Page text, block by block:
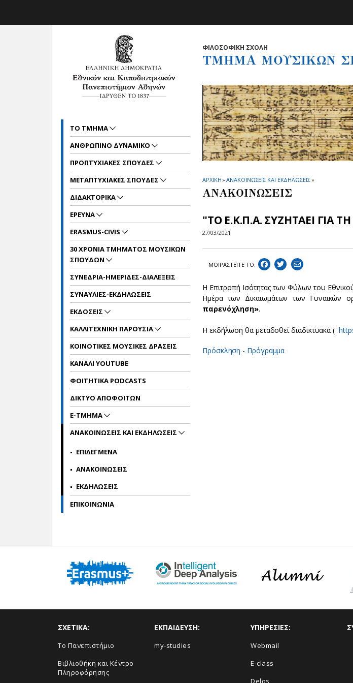
ΦΙΛΟΣΟΦΙΚΗ ΣΧΟΛΗ
ΤΜΗΜΑ ΜΟΥΣΙΚΩΝ
ΑΡΧΙΚΗ» ΑΝΑΚΟΙΝΩΣΕΙΣ ΚΑΙ ΕΚΔΗΛΩΣΕΙΣ»
ΑΝΑΚΟΙΝΩΣΕΙΣ
"ΤΟ Ε.Κ.Π.Α. ΣΥΖΗΤΑΕΙ ΓΙΑ
27/03/2021
ΜΟΙΡΑΣΤEIΤΕ ΤΟ:
Η Επιτροπή Ισότητας των Φύλων του
Ημέρα των Δικαιωμάτων των Γυναικών
παρενόχληση».
Η εκδήλωση θα μεταδοθεί διαδικτυακά (
Πρόσκληση - Πρόγραμμα
ΤΟ ΤΜΗΜΑ
ΑΝΘΡΩΠΙΝΟ ΔΥΝΑΜΙΚΟ
ΠΡΟΠΤΥΧΙΑΚΕΣ ΣΠΟΥΔΕΣ
METAΠΤΥΧΙΑΚΕΣ ΣΠΟΥΔΕΣ
ΔΙΔΑΚΤΟΡΙΚΑ
ΕΡΕΥΝΑ
ERASMUS-CIVIS
30 ΧΡΟΝΙΑ ΤΜΗΜΑΤΟΣ ΜΟΥΣΙΚΩΝ
ΣΠΟΥΔΩΝ
ΣΥΝΕΔΡΙΑ-ΗΜΕΡΙΔΕΣ-ΔΙΑΛΕΞΕΙΣ
ΣΥΝΑΥΛΙΕΣ-ΕΚΔΗΛΩΣΕΙΣ
ΕΚΔΟΣΕΙΣ
ΚΑΛΛΙΤΕΧΝΙΚΗ ΠΑΡΟΥΣΙΑ
ΚΟΙΝΟΤΙΚΕΣ ΜΟΥΣΙΚΕΣ ΔΡΑΣΕΙΣ
ΚΑΝΑΛΙ YOUTUBE
ΦΟΙΤΗΤΙΚΑ PODCASTS
ΔΙΚΤΥΟ ΑΠΟΦΟΙΤΩΝ
E-TMHMA
ΑΝΑΚΟΙΝΩΣΕΙΣ ΚΑΙ ΕΚΔΗΛΩΣΕΙΣ
ΕΠΙΛΕΓΜΕΝΑ
ΑΝΑΚΟΙΝΩΣΕΙΣ
ΕΚΔΗΛΩΣΕΙΣ
ΕΠΙΚΟΙNΩΝΙΑ
ΣΧΕΤΙΚΑ:
Το Πανεπιστήμιο
Βιβλιοθήκη και Κέντρο
Πληροφόρησης
ΕΚΠΑΙΔΕΥΣΗ:
my-studies
ΥΠΗΡΕΣΙΕΣ:
Webmail
E-class
Delos